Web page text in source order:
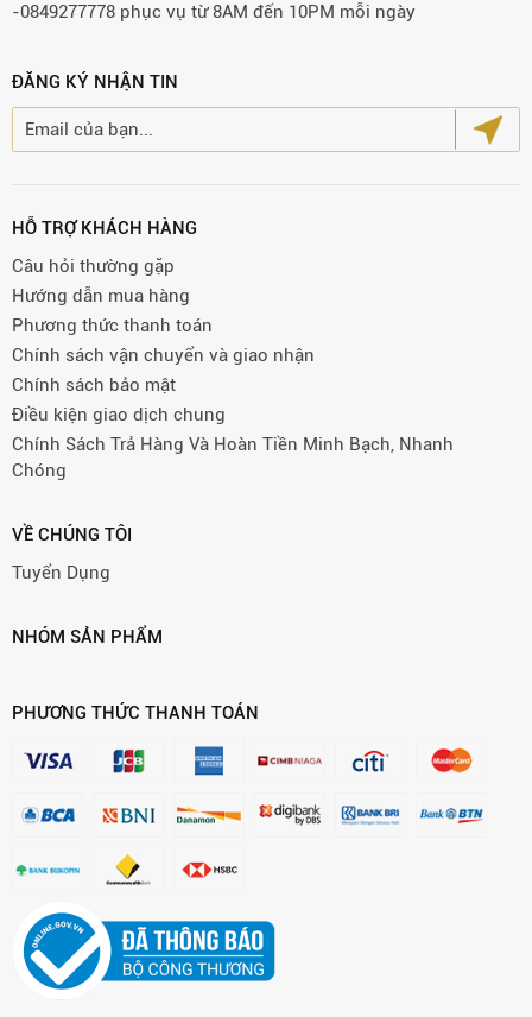
-0849277778 phục vụ từ 8AM đến 10PM mỗi ngày
ĐĂNG KÝ NHẬN TIN
HỖ TRỢ KHÁCH HÀNG
Câu hỏi thường gặp
Hướng dẫn mua hàng
Phương thức thanh toán
Chính sách vận chuyển và giao nhận
Chính sách bảo mật
Điều kiện giao dịch chung
Chính Sách Trả Hàng Và Hoàn Tiền Minh Bạch, Nhanh
Chóng
VỀ CHÚNG TÔI
Tuyển Dụng
NHÓM SẢN PHẨM
PHƯƠNG THỨC THANH TOÁN